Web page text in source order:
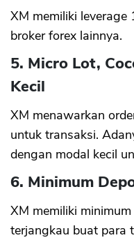
XM memiliki
broker forex lainnya.
5. Micro Lot,
Kecil
XM menawarkan
untuk transaksi.
dengan modal kecil
6. Minimum
XM memiliki
terjangkau buat para